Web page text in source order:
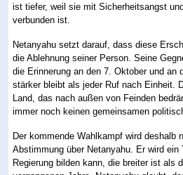
ist tiefer, weil sie mit Sicherheitsangst
verbunden ist.
Netanyahu setzt darauf, dass diese
die Ablehnung seiner Person. Seine
die Erinnerung an den 7. Oktober und an
stärker bleibt als jeder Ruf nach Einheit.
Land, das nach außen von Feinden
immer noch keinen gemeinsamen
Der kommende Wahlkampf wird deshalb
Abstimmung über Netanyahu. Er wird ein
Regierung bilden kann, die breiter ist als